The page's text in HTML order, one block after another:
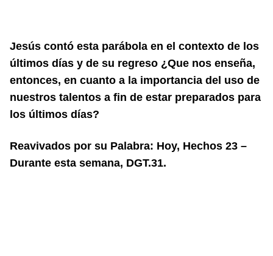
Jesús contó esta parábola en el contexto de los
últimos días y de su regreso ¿Que nos enseña,
entonces, en cuanto a la importancia del uso de
nuestros talentos a fin de estar preparados para
los últimos días?
Reavivados por su Palabra: Hoy, Hechos 23 –
Durante esta semana, DGT.31.